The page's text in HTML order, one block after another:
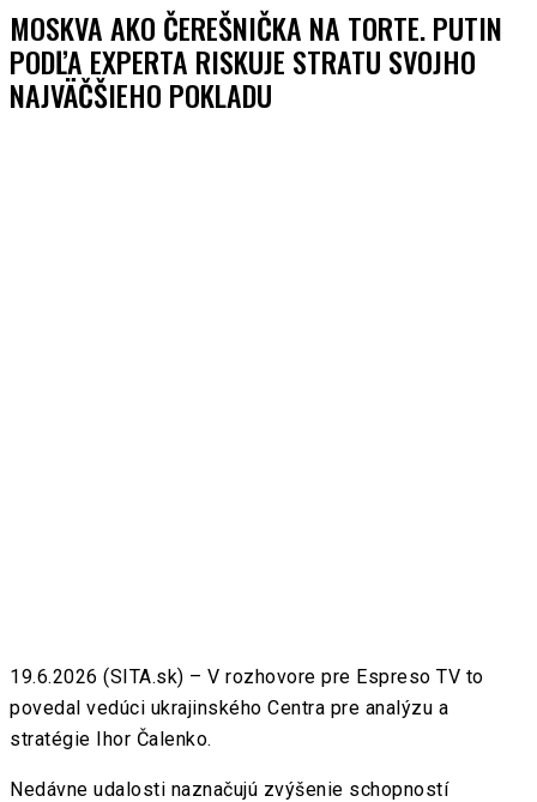
MOSKVA AKO ČEREŠNIČKA NA TORTE. PUTIN
PODĽA EXPERTA RISKUJE STRATU SVOJHO
NAJVÄČŠIEHO POKLADU
19.6.2026 (SITA.sk) – V rozhovore pre Espreso TV to
povedal vedúci ukrajinského Centra pre analýzu a
stratégie Ihor Čalenko.
Nedávne udalosti naznačujú zvýšenie schopností